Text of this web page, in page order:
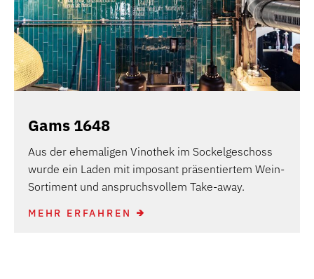
Gams 1648
Aus der ehemaligen Vinothek im Sockelgeschoss
wurde ein Laden mit imposant präsentiertem Wein-
Sortiment und anspruchsvollem Take-away.
MEHR ERFAHREN